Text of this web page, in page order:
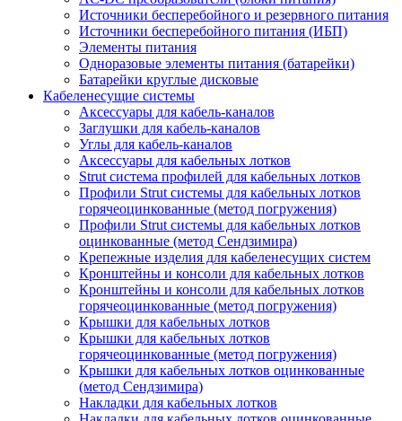
Источники бесперебойного и резервного питания
Источники бесперебойного питания (ИБП)
Элементы питания
Одноразовые элементы питания (батарейки)
Батарейки круглые дисковые
Кабеленесущие системы
Аксессуары для кабель-каналов
Заглушки для кабель-каналов
Углы для кабель-каналов
Аксессуары для кабельных лотков
Strut система профилей для кабельных лотков
Профили Strut системы для кабельных лотков
горячеоцинкованные (метод погружения)
Профили Strut системы для кабельных лотков
оцинкованные (метод Сендзимира)
Крепежные изделия для кабеленесущих систем
Кронштейны и консоли для кабельных лотков
Кронштейны и консоли для кабельных лотков
горячеоцинкованные (метод погружения)
Крышки для кабельных лотков
Крышки для кабельных лотков
горячеоцинкованные (метод погружения)
Крышки для кабельных лотков оцинкованные
(метод Сендзимира)
Накладки для кабельных лотков